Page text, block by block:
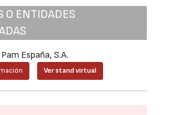
O ENTIDADES
España, S.A.
Ver stand virtual